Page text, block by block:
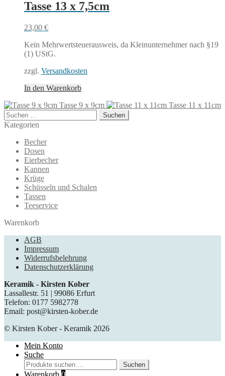
Tasse 13 x 7,5cm
23,00 €
Kein Mehrwertsteuerausweis, da Kleinunternehmer nach §19
(1) UStG.
zzgl. Versandkosten
In den Warenkorb
Tasse 9 x 9cm
Tasse 11 x 11cm
Suchen
nach:
Kategorien
Becher
Dosen
Eierbecher
Kannen
Krüge
Schüsseln und Schalen
Tassen
Teeservice
Warenkorb
AGB
Impressum
Widerrufsbelehrung
Datenschutzerklärung
Keramik - Kirsten Kober
Lassallestr. 51 | 99086 Erfurt
Telefon: 0177 5982778
Email: post@kirsten-kober.de
© Kirsten Kober - Keramik 2026
Mein Konto
Suche
Suche
nach:
Suchen
Warenkorb 0